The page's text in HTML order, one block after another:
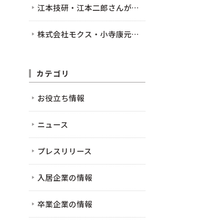
江本技研・江本二郎さんが入居されました！
株式会社モクス・小寺康元さんが入居されました！
カテゴリ
お役立ち情報
ニュース
プレスリリース
入居企業の情報
卒業企業の情報